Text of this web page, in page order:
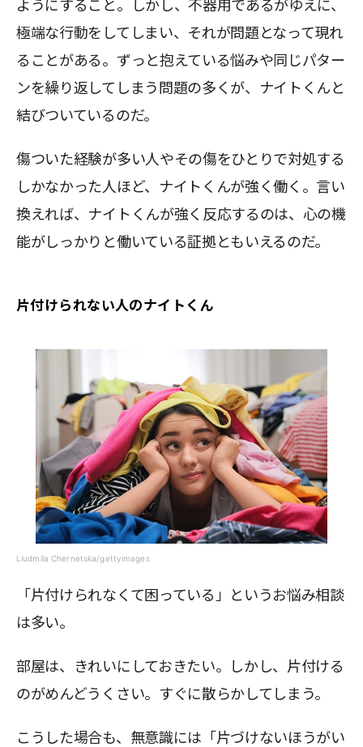
ようにすること。しかし、不器用であるがゆえに、
極端な行動をしてしまい、それが問題となって現れ
ることがある。ずっと抱えている悩みや同じパター
ンを繰り返してしまう問題の多くが、ナイトくんと
結びついているのだ。
傷ついた経験が多い人やその傷をひとりで対処する
しかなかった人ほど、ナイトくんが強く働く。言い
換えれば、ナイトくんが強く反応するのは、心の機
能がしっかりと働いている証拠ともいえるのだ。
片付けられない人のナイトくん
Liudmila Chernetska/gettyimages
「片付けられなくて困っている」というお悩み相談
は多い。
部屋は、きれいにしておきたい。しかし、片付ける
のがめんどうくさい。すぐに散らかしてしまう。
こうした場合も、無意識には「片づけないほうがい